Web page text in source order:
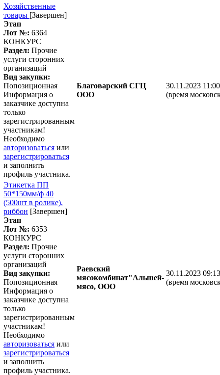
Хозяйственные
товары [Завершен]
Этап
Лот №: 6364
КОНКУРС
Раздел: Прочие
услуги сторонних
организаций
Вид закупки:
Попозиционная
Информация о
заказчике доступна
только
зарегистрированным
участникам!
Необходимо
авторизоваться или
зарегистрироваться
и заполнить
профиль участника.
Благоварский СГЦ
ООО
30.11.2023
(время
Этикетка ПП
50*150мм/ф 40
(500шт в ролике),
риббон [Завершен]
Этап
Лот №: 6353
КОНКУРС
Раздел: Прочие
услуги сторонних
организаций
Вид закупки:
Попозиционная
Информация о
заказчике доступна
только
зарегистрированным
участникам!
Необходимо
авторизоваться или
зарегистрироваться
и заполнить
профиль участника.
Раевский
мясокомбинат"Альшей-
мясо, ООО
30.11.2023
(время